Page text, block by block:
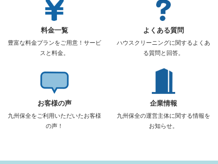
料金一覧
豊富な料金プランをご用意！サービ
スと料金。
よくある質問
ハウスクリーニングに関するよくあ
る質問と回答。
お客様の声
九州保全をご利用いただいたお客様
の声！
企業情報
九州保全の運営主体に関する情報を
お知らせ。